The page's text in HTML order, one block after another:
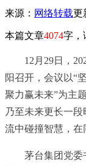
来源： 网络转载更
本篇文章4074字，
12月29日，
阳召开，会议以“
聚力赢未来”为主
乃至未来更长一
流中碰撞智慧，在
茅台集团党委